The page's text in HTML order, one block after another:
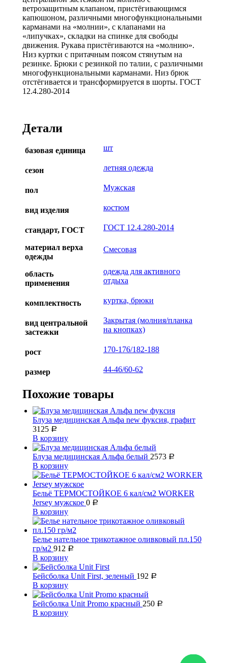
ветрозащитным клапаном, пристёгивающимся
капюшоном, различными многофункциональными
карманами на «молнии», с клапанами на
«липучках», складки на спинке для свободы
движения. Рукава пристёгиваются на «молнию».
Низ куртки с притачным поясом стянутым на
резинке. Брюки с резинкой по талии, с различными
многофункциональными карманами. Низ брюк
отстёгивается и трансформируется в шорты. ГОСТ
12.4.280-2014
Детали
базовая единица шт
сезон летняя одежда
пол Мужская
вид изделия костюм
стандарт, ГОСТ ГОСТ 12.4.280-2014
материал верха
одежды
Смесовая
область
применения
одежда для активного
отдыха
комплектность куртка, брюки
вид центральной
застежки
Закрытая (молния/планка
на кнопках)
рост 170-176/182-188
размер 44-46/60-62
Похожие товары
Блуза медицинская Альфа new фуксия, графит
3125 Р
В корзину
Блуза медицинская Альфа белый 2573 Р
В корзину
Бельё ТЕРМОСТОЙКОЕ 6 кал/см2 WORKER
Jersey мужское 0 Р
В корзину
Белье нательное трикотажное оливковый пл.150
гр/м2 912 Р
В корзину
Бейсболка Unit First, зеленый 192 Р
В корзину
Бейсболка Unit Promo красный 250 Р
В корзину